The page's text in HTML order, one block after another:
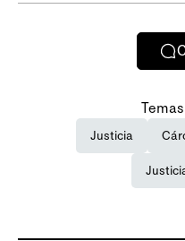
Justicia